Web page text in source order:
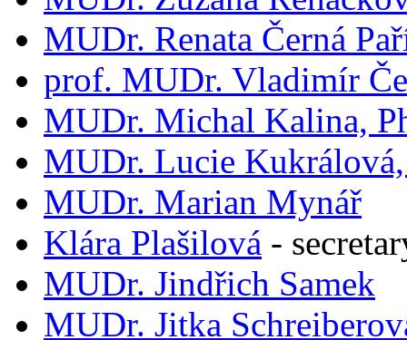
MUDr. Renata Černá
prof. MUDr. Vladimír
MUDr. Michal Kalina,
MUDr. Lucie
MUDr. Marian Mynář
Klára Plašilová -
MUDr. Jindřich Samek
MUDr. Jitka